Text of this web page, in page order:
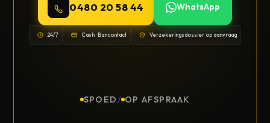
0480 20 58 44 WhatsApp
24/7 Cash · Bancontact Verzekeringsdossier op aanvraag
SPOED / OP AFSPRAAK